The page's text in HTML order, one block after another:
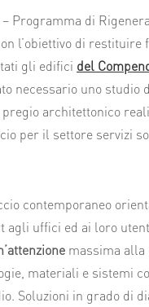
Programma di
l’obiettivo di restituire
gli edifici del
uno studio
architettonico
per il settore servizi
contemporaneo
agli uffici ed ai loro
massima alla
materiali e sistemi
Soluzioni in grado di